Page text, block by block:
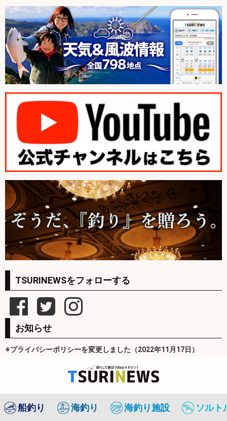
TSURINEWSをフォローする
お知らせ
※プライバシーポリシーを変更しました（2022年11月17日）
船釣り 海釣り 海釣り施設 ソルト